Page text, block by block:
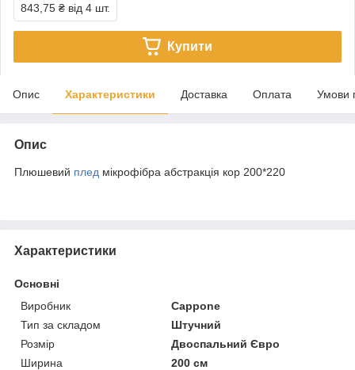
843,75 ₴ від 4 шт.
Купити
Опис Характеристики Доставка Оплата Умови
Опис
Плюшевий плед мікрофібра абстракція кор 200*220
Характеристики
Основні
Виробник
Cappone
Тип за складом
Штучний
Розмір
Двоспальний Євро
Ширина
200 см